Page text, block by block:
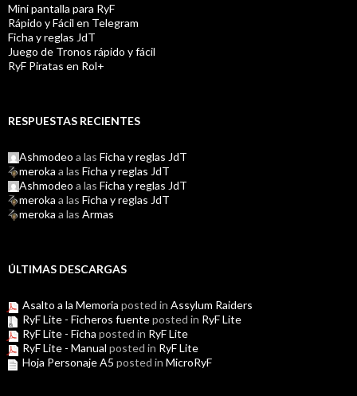
Mini pantalla para RyF
Rápido y Fácil en Telegram
Ficha y reglas JdT
Juego de Tronos rápido y fácil
RyF Piratas en Rol+
RESPUESTAS RECIENTES
Ashmodeo a las Ficha y reglas JdT
meroka a las Ficha y reglas JdT
Ashmodeo a las Ficha y reglas JdT
meroka a las Ficha y reglas JdT
meroka a las Armas
ÚLTIMAS DESCARGAS
Asalto a la Memoria posted in Assylum Raiders
RyF Lite - Ficheros fuenteposted in RyF Lite
RyF Lite - Ficha posted in RyF Lite
RyF Lite - Manual posted in RyF Lite
Hoja Personaje A5 posted in MicroRyF